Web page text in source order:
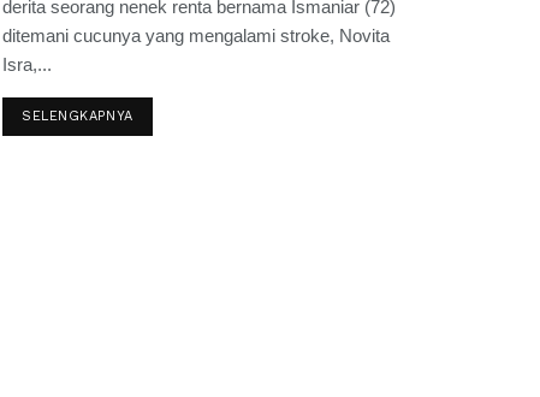
derita seorang nenek renta bernama Ismaniar (72)
ditemani cucunya yang mengalami stroke, Novita
Isra,...
SELENGKAPNYA